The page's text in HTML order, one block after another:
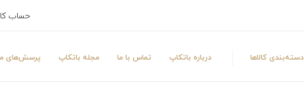
حساب
دسته‌بندی کالاها درباره باتکاپ تماس با ما مجله باتکاپ پرسش‌های